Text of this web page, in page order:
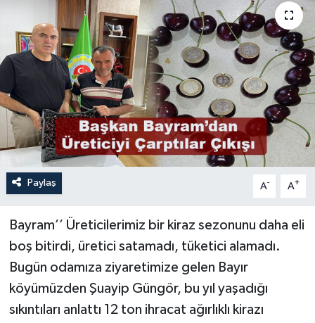
Paylaş A- A+
Bayram’’ Üreticilerimiz bir kiraz sezonunu daha eli
boş bitirdi, üretici satamadı, tüketici alamadı.
Bugün odamıza ziyaretimize gelen Bayır
köyümüzden Şuayip Güngör, bu yıl yaşadığı
sıkıntıları anlattı 12 ton ihracat ağırlıklı kirazı